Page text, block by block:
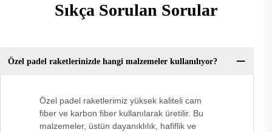
Sıkça Sorulan Sorular
Özel padel raketlerinizde hangi malzemeler kullanılıyor?
Özel padel raketlerimiz yüksek kaliteli cam
fiber ve karbon fiber kullanılarak üretilir. Bu
malzemeler, üstün dayanıklılık, hafiflik ve